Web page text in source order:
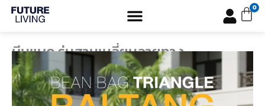
Skip
0
บีนแบค รุ่นสามเหลี่ยมลายทาง